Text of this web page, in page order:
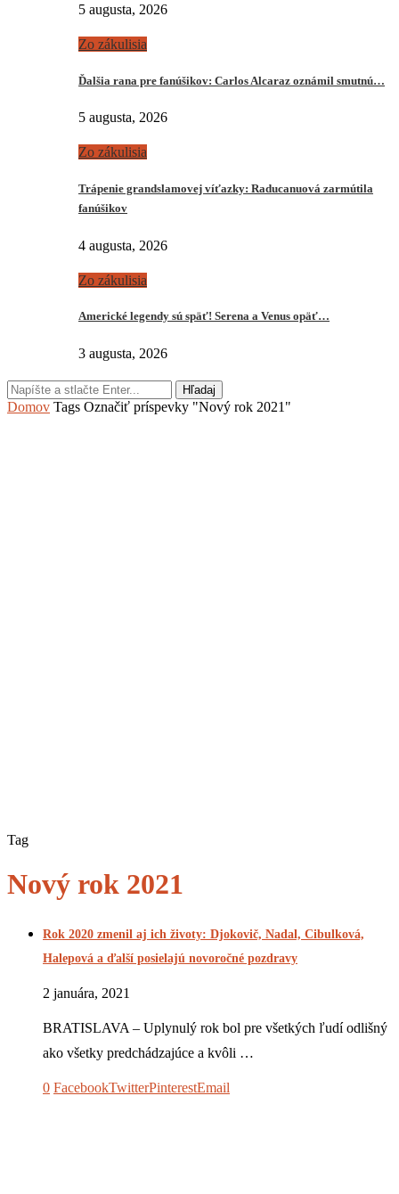
5 augusta, 2026
Zo zákulisia
Ďalšia rana pre fanúšikov: Carlos Alcaraz oznámil smutnú…
5 augusta, 2026
Zo zákulisia
Trápenie grandslamovej víťazky: Raducanuová zarmútila
fanúšikov
4 augusta, 2026
Zo zákulisia
Americké legendy sú späť! Serena a Venus opäť…
3 augusta, 2026
Hľadaj
Domov Tags Označiť príspevky "Nový rok 2021"
Tag
Nový rok 2021
Rok 2020 zmenil aj ich životy: Djokovič, Nadal, Cibulková,
Halepová a ďalší posielajú novoročné pozdravy
2 januára, 2021
BRATISLAVA – Uplynulý rok bol pre všetkých ľudí odlišný
ako všetky predchádzajúce a kvôli …
0 FacebookTwitterPinterestEmail